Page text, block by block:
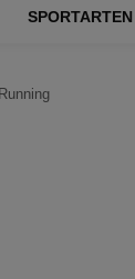
SPORTARTEN